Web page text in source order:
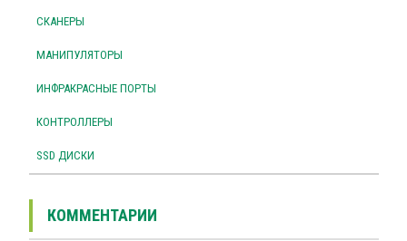
СКАНЕРЫ
МАНИПУЛЯТОРЫ
ИНФРАКРАСНЫЕ ПОРТЫ
КОНТРОЛЛЕРЫ
SSD ДИСКИ
КОММЕНТАРИИ